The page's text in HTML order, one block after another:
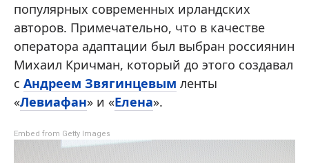
популярных современных ирландских
авторов. Примечательно, что в качестве
оператора адаптации был выбран россиянин
Михаил Кричман, который до этого создавал
с Андреем Звягинцевым ленты
«Левиафан» и «Елена».
Embed from Getty Images